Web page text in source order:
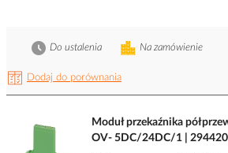
Dodaj do porównania
Na zamówienie
Do ustalenia
Moduł przekaźnika
OV- 5DC/24DC/1 |